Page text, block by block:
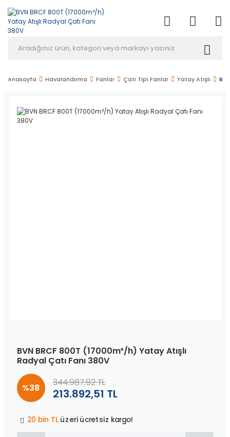
Anasayfa Havalandırma Fanlar Çatı Tipi Fanlar Yatay Atışlı
BVN BRCF 800T (17000m³/h) Yatay Atışlı
Radyal Çatı Fanı 380V
%38 213.892,51 TL
344.987,92 TL
20 bin TLüzeri ücretsiz kargo!
40 bin TL